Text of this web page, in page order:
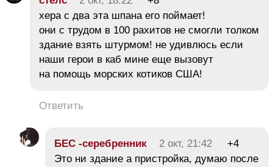
хера с два эта шпана его поймает!
они с трудом в 100 рахитов не смогли толком
здание взять штурмом! не удивлюсь если
наши герои в каб мине еще вызовут
на помощь морских котиков США!
Ответить
БЕC -серебренник 2 окт, 21:42
+4
Это ни здание а пристройка, думаю после